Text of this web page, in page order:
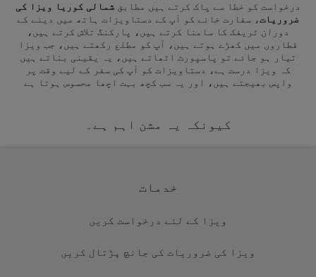
درخواست کو خطا سے پاک کرتے ہیں مطابق شمالی کوریا ویزا کی
ضروریات، سفارت خانے کو آپ کے دستاویزات ہاتھ میں دینے کے
دوران ٹریفک کا سامنا کرتے ہیں، پارکنگ تلاش کرتے ہیں،
قطاروں میں کھڑے ہوتے ہیں، آپ کو مطلع رکھتے ہیں، جب ویزا
تیار ہو جائے تو پاسپورٹ اٹھاتے ہیں، یہ یقینی بناتے ہیں
کہ ویزا درست ہے، دستاویزات کو آپ کی سفر کے لیے وقت پر
واپس بھیجتے ہیں، اور یہ سب کچھ بہت اچھا محسوس ہوتا ہے
کیونکہ یہ مشن اہم ہے۔
خدمات
ویزا کے لئے درخواست کریں
ویزا کی ضروریات کی جانچ پڑتال کریں